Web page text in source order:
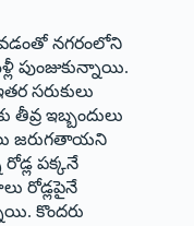
నగరంలోని
పుంజుకున్నాయి.
సరుకులు
ఇబ్బందులు
జరుగతాయని
రోడ్ల పక్కనే
రోడ్లపైనే
కొందరు